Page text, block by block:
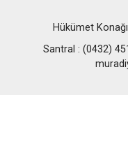
Hükümet
Santral : (0432)